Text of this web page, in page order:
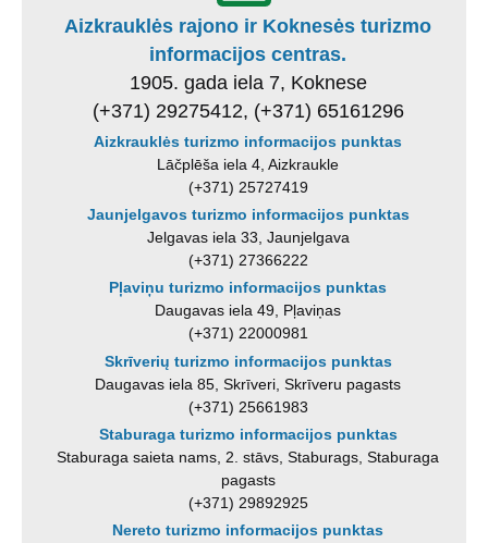
Aizkrauklės rajono ir Koknesės turizmo
informacijos centras.
1905. gada iela 7, Koknese
(+371) 29275412, (+371) 65161296
Aizkrauklės turizmo informacijos punktas
Lāčplēša iela 4, Aizkraukle
(+371) 25727419
Jaunjelgavos turizmo informacijos punktas
Jelgavas iela 33, Jaunjelgava
(+371) 27366222
Pļaviņu turizmo informacijos punktas
Daugavas iela 49, Pļaviņas
(+371) 22000981
Skrīverių turizmo informacijos punktas
Daugavas iela 85, Skrīveri, Skrīveru pagasts
(+371) 25661983
Staburaga turizmo informacijos punktas
Staburaga saieta nams, 2. stāvs, Staburags, Staburaga
pagasts
(+371) 29892925
Nereto turizmo informacijos punktas